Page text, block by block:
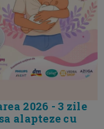
2026 - 3 zile
alapteze cu